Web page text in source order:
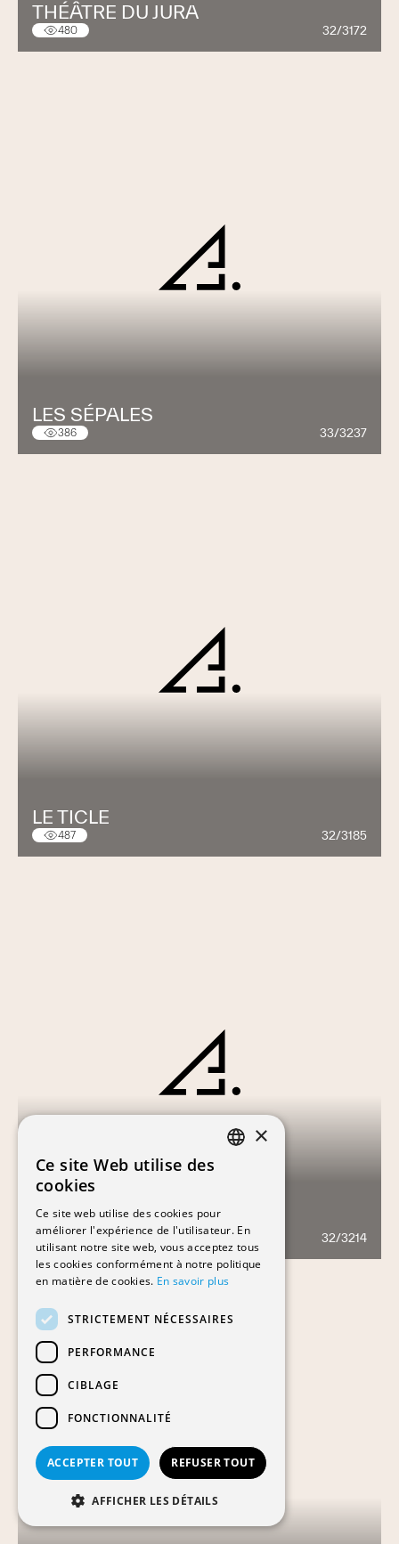
THÉÂTRE DU JURA
480 32/3172
LES SÉPALES
386 33/3237
LE TICLE
487 32/3185
PARC DE LA FONDERIE
849 32/3214
×
Ce site Web utilise des
cookies
Ce site web utilise des cookies pour
améliorer l'expérience de l'utilisateur. En
utilisant notre site web, vous acceptez tous
les cookies conformément à notre politique
en matière de cookies. En savoir plus
STRICTEMENT NÉCESSAIRES
PERFORMANCE
CIBLAGE
FONCTIONNALITÉ
ACCEPTER TOUT REFUSER TOUT
AFFICHER LES DÉTAILS